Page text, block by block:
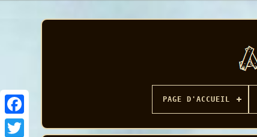
Facebook
PAGE D'ACCUEIL